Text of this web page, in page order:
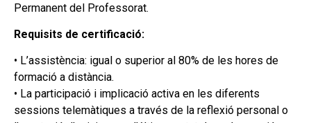
Permanent del Professorat.
Requisits de certificació:
• L’assistència: igual o superior al 80% de les hores de
formació a distància.
• La participació i implicació activa en les diferents
sessions telemàtiques a través de la reflexió personal o